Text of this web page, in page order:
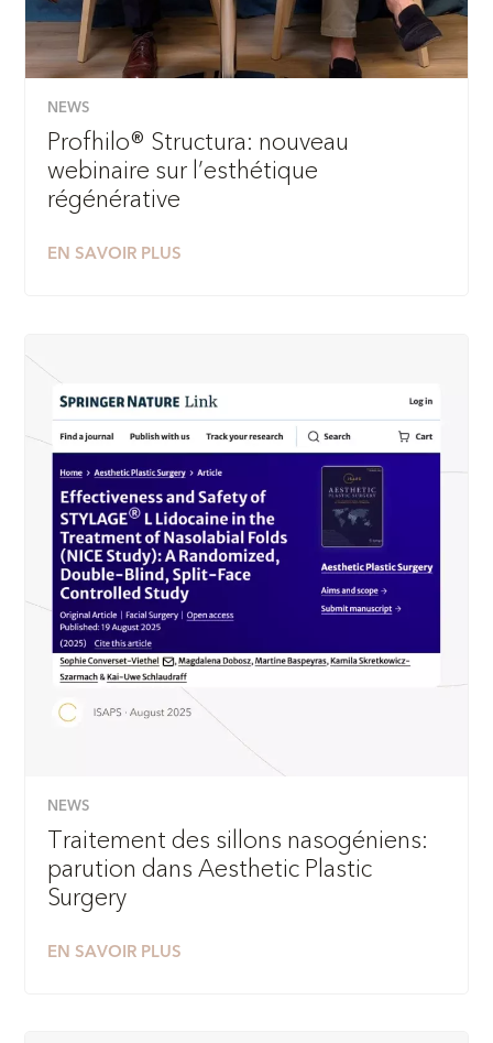
NEWS
Profhilo® Structura: nouveau
webinaire sur l’esthétique
régénérative
EN SAVOIR PLUS
NEWS
Traitement des sillons nasogéniens:
parution dans Aesthetic Plastic
Surgery
EN SAVOIR PLUS